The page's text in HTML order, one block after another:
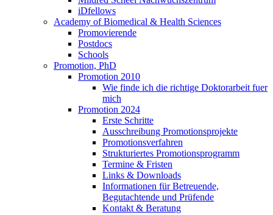
iDfellows
Academy of Biomedical & Health Sciences
Promovierende
Postdocs
Schools
Promotion, PhD
Promotion 2010
Wie finde ich die richtige Doktorarbeit fuer
mich
Promotion 2024
Erste Schritte
Ausschreibung Promotionsprojekte
Promotionsverfahren
Strukturiertes Promotionsprogramm
Termine & Fristen
Links & Downloads
Informationen für Betreuende,
Begutachtende und Prüfende
Kontakt & Beratung